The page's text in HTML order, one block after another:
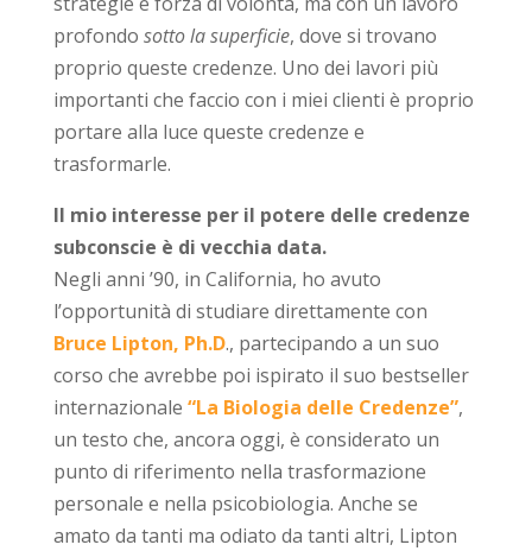
profondo sotto la superficie, dove si trovano
proprio queste credenze. Uno dei lavori più
importanti che faccio con i miei clienti è proprio
portare alla luce queste credenze e
trasformarle.
Il mio interesse per il potere delle credenze
subconscie è di vecchia data.
Negli anni ’90, in California, ho avuto
l’opportunità di studiare direttamente con
Bruce Lipton, Ph.D., partecipando a un suo
corso che avrebbe poi ispirato il suo bestseller
internazionale “La Biologia delle Credenze”,
un testo che, ancora oggi, è considerato un
punto di riferimento nella trasformazione
personale e nella psicobiologia. Anche se
amato da tanti ma odiato da tanti altri, Lipton